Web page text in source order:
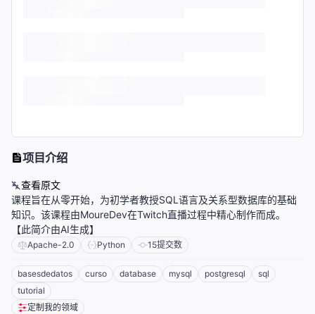
项目介绍
查看原文
课程旨在从零开始，为初学者教授SQL语言及关系型数据库的基础
知识。该课程由MoureDev在Twitch直播过程中精心制作而成。
【此简介由AI生成】
Apache-2.0 Python 15提交数
basesdedatos curso database mysql postgresql
sql
tutorial
定制我的领域